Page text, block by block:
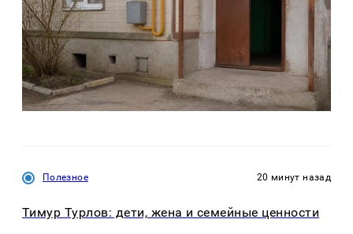
Полезное 20 минут назад
Тимур Турлов: дети, жена и семейные ценности